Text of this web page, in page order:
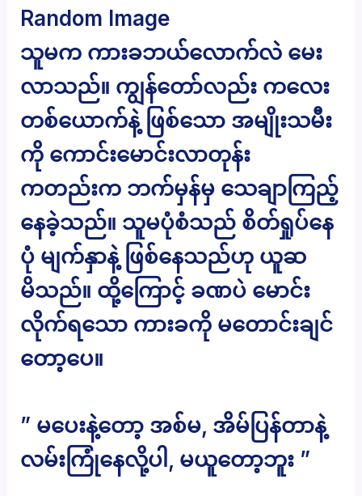
Random Image
သူမက ကားခဘယ်လောက်လဲ မေး
လာသည်။ ကျွန်တော်လည်း ကလေး
တစ်ယောက်နဲ့ ဖြစ်သော အမျိုးသမီး
ကို ကောင်းမောင်းလာတုန်း
ကတည်းက ဘက်မှန်မှ သေချာကြည့်
နေခဲ့သည်။ သူမပုံစံသည် စိတ်ရှုပ်နေ
ပုံ မျက်နှာနဲ့ ဖြစ်နေသည်ဟု ယူဆ
မိသည်။ ထို့ကြောင့် ခဏပဲ မောင်း
လိုက်ရသော ကားခကို မတောင်းချင်
တော့ပေ။
” မပေးနဲ့တော့ အစ်မ, အိမ်ပြန်တာနဲ့
လမ်းကြုံနေလို့ပါ, မယူတော့ဘူး ”